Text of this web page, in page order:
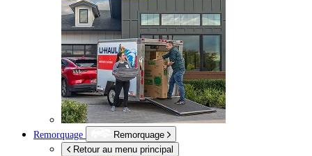
Remorquage
Remorquage
Retour au menu principal